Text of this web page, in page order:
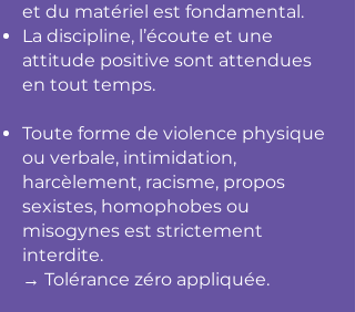
et du matériel est fondamental.
La discipline, l’écoute et une
attitude positive sont attendues
en tout temps.
Toute forme de violence physique
ou verbale, intimidation,
harcèlement, racisme, propos
sexistes, homophobes ou
misogynes est strictement
interdite.
→ Tolérance zéro appliquée.